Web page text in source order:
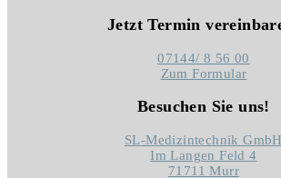
Jetzt Termin
07144/ 8 56 00
Zum Formular
Besuchen Sie uns!
SL-Medizintechnik GmbH
Im Langen Feld 4
71711 Murr